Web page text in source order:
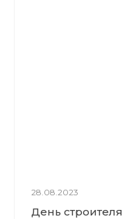
28.08.2023
День строителя